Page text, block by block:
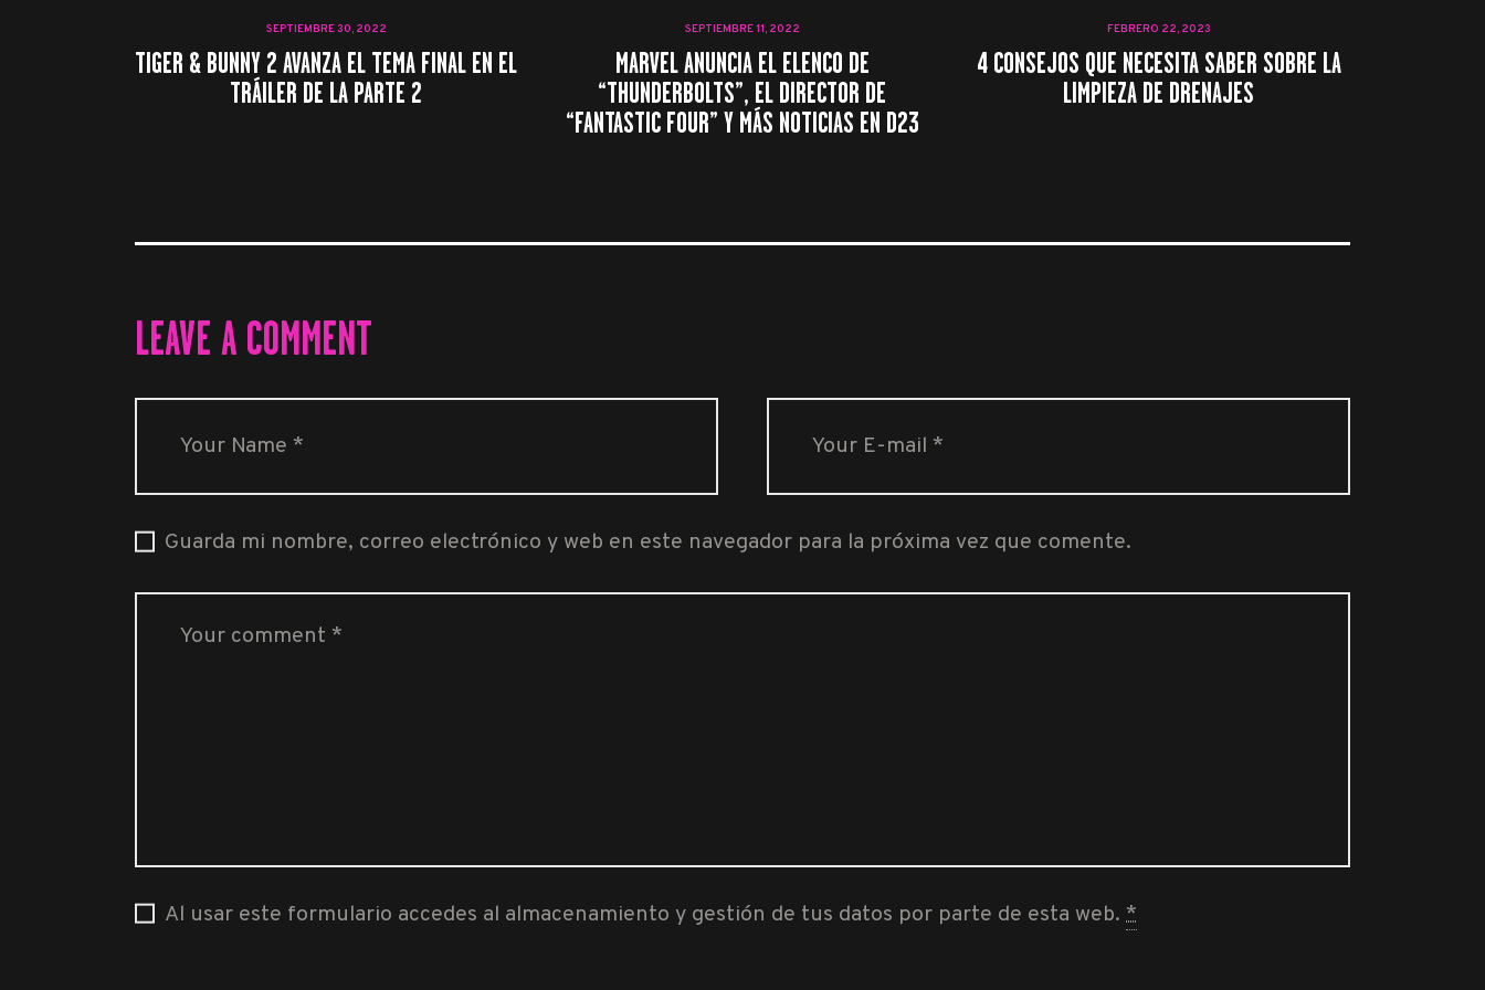
SEPTIEMBRE 30, 2022
TIGER & BUNNY 2 AVANZA EL TEMA FINAL EN EL
TRÁILER DE LA PARTE 2
SEPTIEMBRE 11, 2022
MARVEL ANUNCIA EL ELENCO DE
“THUNDERBOLTS”, EL DIRECTOR DE
“FANTASTIC FOUR” Y MÁS NOTICIAS EN D23
FEBRERO 22, 2023
4 CONSEJOS QUE NECESITA SABER SOBRE LA
LIMPIEZA DE DRENAJES
LEAVE A COMMENT
Guarda mi nombre, correo electrónico y web en este navegador para la próxima vez que comente.
Al usar este formulario accedes al almacenamiento y gestión de tus datos por parte de esta web.*